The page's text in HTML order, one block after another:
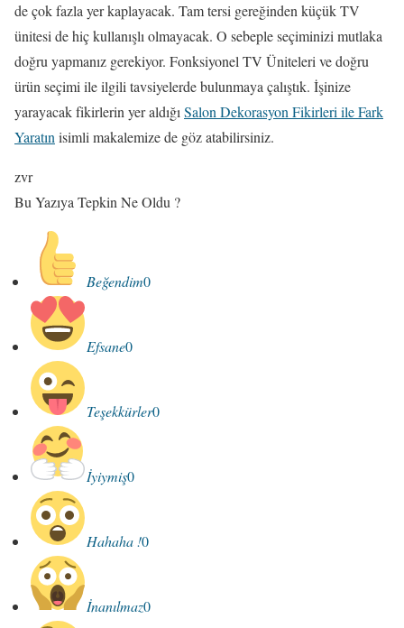
de çok fazla yer kaplayacak. Tam tersi gereğinden küçük TV
ünitesi de hiç kullanışlı olmayacak. O sebeple seçiminizi mutlaka
doğru yapmanız gerekiyor. Fonksiyonel TV Üniteleri ve doğru
ürün seçimi ile ilgili tavsiyelerde bulunmaya çalıştık. İşinize
yarayacak fikirlerin yer aldığıSalon Dekorasyon Fikirleri ile Fark
Yaratınisimli makalemize de göz atabilirsiniz.
zvr
Bu Yazıya Tepkin Ne Oldu ?
Beğendim0
Efsane0
Teşekkürler0
İyiymiş0
Hahaha !0
İnanılmaz0